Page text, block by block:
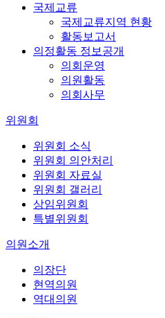
국제교류
국제교류지역 현황
활동보고서
의정활동 정보공개
의회운영
의원활동
의회사무
위원회
위원회 소식
위원회 의안처리
위원회 자료실
위원회 갤러리
상임위원회
특별위원회
의원소개
의장단
현역의원
역대의원